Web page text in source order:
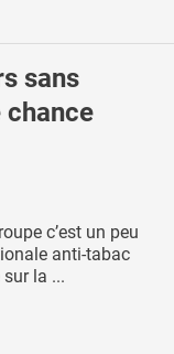
sans
chance
c’est un peu
anti-tabac
la ...